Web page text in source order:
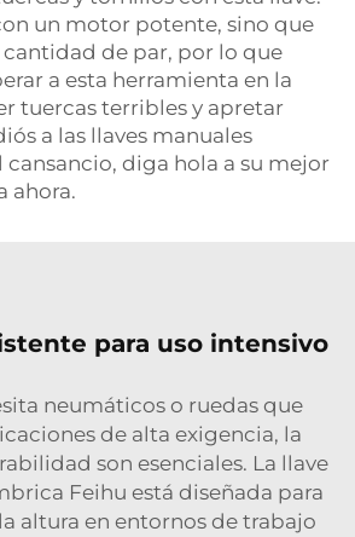
un motor potente, sino que
de par, por lo que
a esta herramienta en la
tuercas terribles y apretar
a las llaves manuales
cansancio, diga hola a su mejor
ahora.
para uso intensivo
neumáticos o ruedas que
de alta exigencia, la
son esenciales. La llave
Feihu está diseñada para
altura en entornos de trabajo